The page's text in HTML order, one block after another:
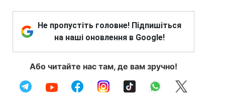
Не пропустіть головне! Підпишіться
на наші оновлення в Google!
Або читайте нас там, де вам зручно!